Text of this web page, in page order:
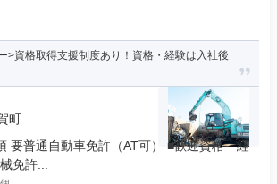
>資格取得支援制度あり！資格・経験は入社後
町
要普通自動車免許（AT可） ■歓迎資格・経
免許...